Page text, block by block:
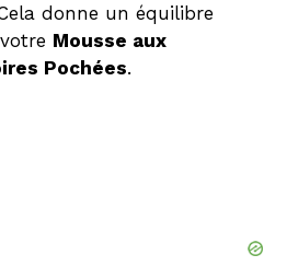
donne un équilibre
Mousse aux
Pochées.